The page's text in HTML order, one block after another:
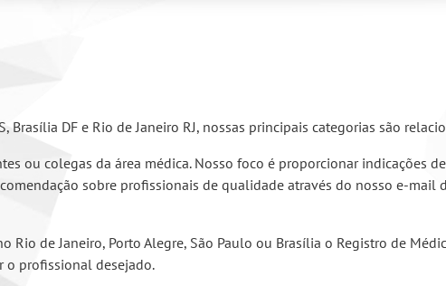
Brasília DF e Rio de Janeiro RJ, nossas principais categorias são
ou colegas da área médica. Nosso foco é proporcionar indicações
sobre profissionais de qualidade através do nosso e-
Rio de Janeiro, Porto Alegre, São Paulo ou Brasília o Registro de
o profissional desejado.